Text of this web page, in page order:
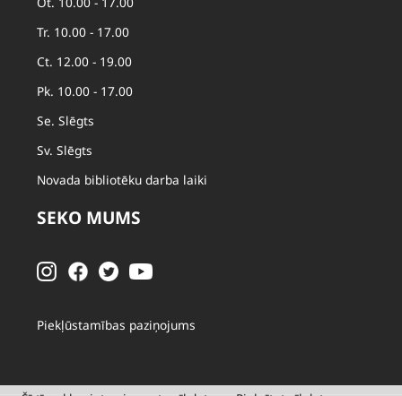
Tr. 10.00 - 17.00
Ct. 12.00 - 19.00
Pk. 10.00 - 17.00
Se. Slēgts
Sv. Slēgts
Novada bibliotēku darba laiki
SEKO MUMS
Piekļūstamības paziņojums